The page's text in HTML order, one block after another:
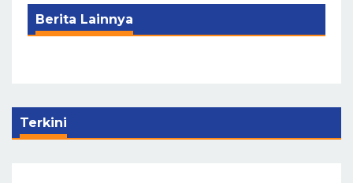
Berita Lainnya
Terkini